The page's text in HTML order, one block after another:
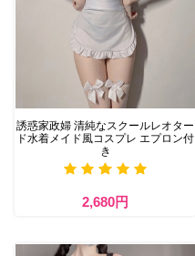
誘惑家政婦 清純なスクールレオター
ド水着メイド風コスプレ エプロン付
き
2,680円